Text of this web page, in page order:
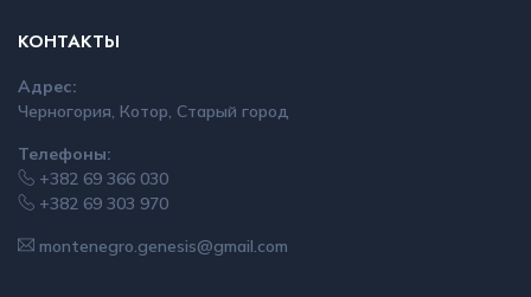
КОНТАКТЫ
Адрес:
Черногория, Котор, Старый город
Телефоны:
+382 69 366 030
+382 69 303 970
montenegro.genesis@gmail.com